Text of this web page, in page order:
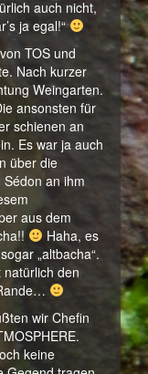
auch nicht,
ja egal!“
TOS und
Nach kurzer
Weingarten.
ansonsten für
schienen an
Es war ja auch
über die
an ihm
aus dem
Haha, es
„altbacha“.
natürlich den
wir Chefin
keine